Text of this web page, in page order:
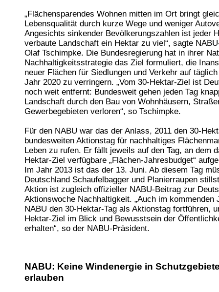
„Flächensparendes Wohnen mitten im Ort bringt
Lebensqualität durch kurze Wege und weniger
Angesichts sinkender Bevölkerungszahlen ist jeder
verbaute Landschaft ein Hektar zu viel“, sagte
Olaf Tschimpke. Die Bundesregierung hat in ihrer
Nachhaltigkeitsstrategie das Ziel formuliert, die
neuer Flächen für Siedlungen und Verkehr auf
Jahr 2020 zu verringern. „Vom 30-Hektar-Ziel ist
noch weit entfernt: Bundesweit gehen jeden Tag
Landschaft durch den Bau von Wohnhäusern,
Gewerbegebieten verloren“, so Tschimpke.
Für den NABU war das der Anlass, 2011 den 30-
bundesweiten Aktionstag für nachhaltiges
Leben zu rufen. Er fällt jeweils auf den Tag, an dem
Hektar-Ziel verfügbare „Flächen-Jahresbudget“
Im Jahr 2013 ist das der 13. Juni. Ab diesem Tag
Deutschland Schaufelbagger und Planierraupen
Aktion ist zugleich offizieller NABU-Beitrag zur
Aktionswoche Nachhaltigkeit. „Auch im kommenden
NABU den 30-Hektar-Tag als Aktionstag fortführen,
Hektar-Ziel im Blick und Bewusstsein der
erhalten“, so der NABU-Präsident.
NABU: Keine Windenergie in
erlauben